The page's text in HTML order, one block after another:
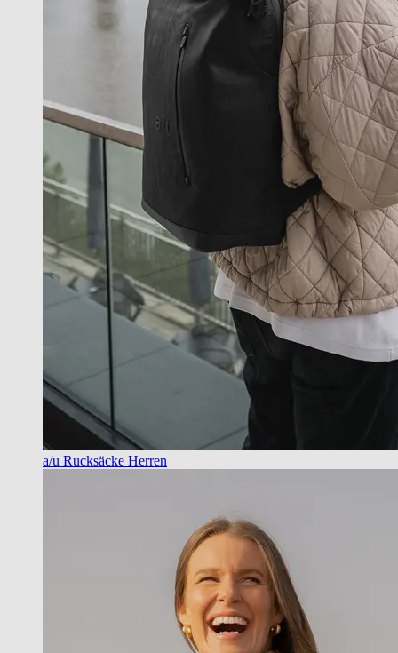
a/u Rucksäcke Herren